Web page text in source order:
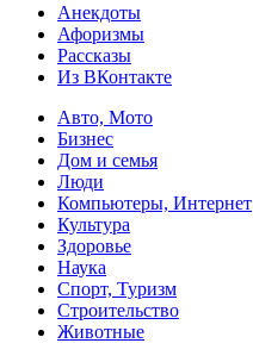
Анекдоты
Афоризмы
Рассказы
Из ВКонтакте
Авто, Мото
Бизнес
Дом и семья
Люди
Компьютеры, Интернет
Культура
Здоровье
Наука
Спорт, Туризм
Строительство
Животные